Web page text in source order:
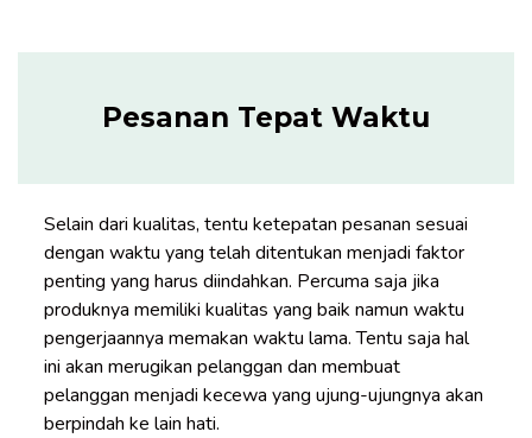
Pesanan Tepat Waktu
Selain dari kualitas, tentu ketepatan pesanan sesuai
dengan waktu yang telah ditentukan menjadi faktor
penting yang harus diindahkan. Percuma saja jika
produknya memiliki kualitas yang baik namun waktu
pengerjaannya memakan waktu lama. Tentu saja hal
ini akan merugikan pelanggan dan membuat
pelanggan menjadi kecewa yang ujung-ujungnya akan
berpindah ke lain hati.